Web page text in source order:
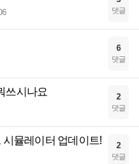
댓글
6
댓글
쓰시나요 2
댓글
시뮬레이터 업데이트! 2
댓글